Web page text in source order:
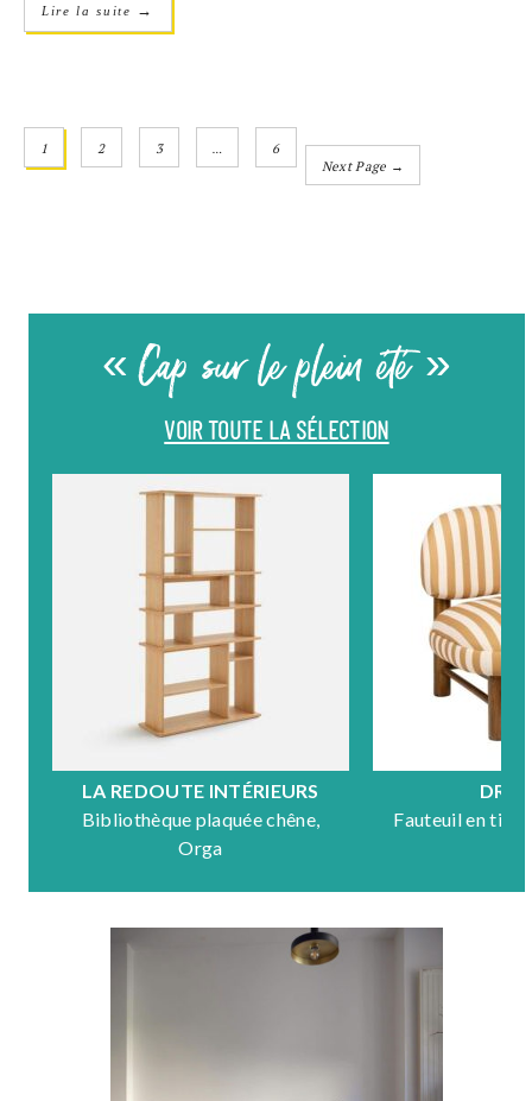
Lire la suite →
1 2 3
6
Next Page →
« Cap sur le plein été »
VOIR TOUTE LA SÉLECTION
LA REDOUTE INTÉRIEURS
Bibliothèque plaquée chêne,
Orga
Fauteuil en